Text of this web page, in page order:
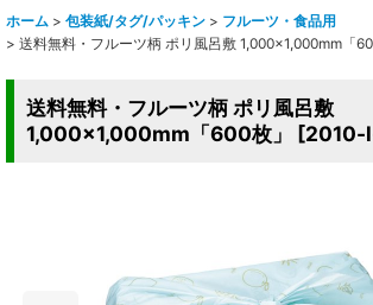
ホーム > 包装紙/タグ/パッキン > フルーツ・食品用
> 送料無料・フルーツ柄 ポリ風呂敷 1,000×1,000mm「
送料無料・フルーツ柄 ポリ風呂敷
1,000×1,000mm「600枚」
[2010-